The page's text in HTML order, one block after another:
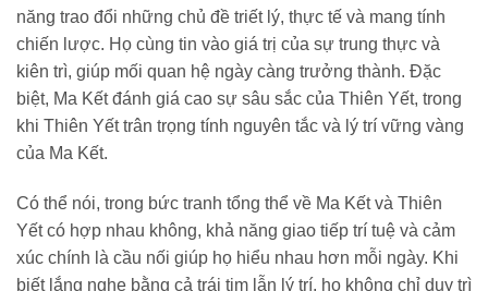
năng trao đổi những chủ đề triết lý, thực tế và mang tính
chiến lược. Họ cùng tin vào giá trị của sự trung thực và
kiên trì, giúp mối quan hệ ngày càng trưởng thành. Đặc
biệt, Ma Kết đánh giá cao sự sâu sắc của Thiên Yết, trong
khi Thiên Yết trân trọng tính nguyên tắc và lý trí vững vàng
của Ma Kết.
Có thể nói, trong bức tranh tổng thể về Ma Kết và Thiên
Yết có hợp nhau không, khả năng giao tiếp trí tuệ và cảm
xúc chính là cầu nối giúp họ hiểu nhau hơn mỗi ngày. Khi
biết lắng nghe bằng cả trái tim lẫn lý trí, họ không chỉ duy trì